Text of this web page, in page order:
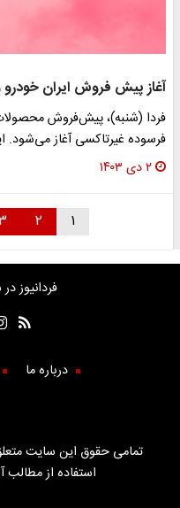
آغاز پیش فروش ایران خودرو ویژه
فردا (شنبه)، پیش‌فروش
فرسوده غیرتاکسی آغاز می‌شود.
۲ دی ۱۴۰۳
۱ ۲
فردانیوز
درباره ما
تمامی حقوق این سایت
استفاده از مطالب